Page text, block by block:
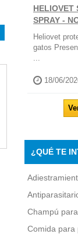
HELIOVET
SPRAY -
Heliovet
gatos
...
18/06/
¿QUÉ TE
Champú
Comida para